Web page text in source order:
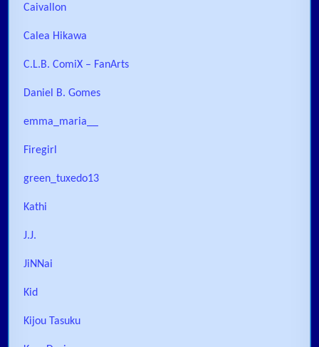
Caivallon
Calea Hikawa
C.L.B. ComiX – FanArts
Daniel B. Gomes
emma_maria__
Firegirl
green_tuxedo13
Kathi
J.J.
JiNNai
Kid
Kijou Tasuku